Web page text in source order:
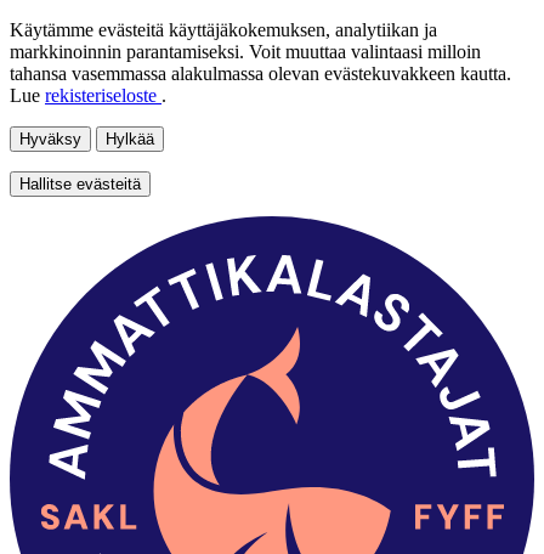
Käytämme evästeitä käyttäjäkokemuksen, analytiikan ja
markkinoinnin parantamiseksi. Voit muuttaa valintaasi milloin
tahansa vasemmassa alakulmassa olevan evästekuvakkeen kautta.
Lue rekisteriseloste .
Hyväksy Hylkää
Hallitse evästeitä